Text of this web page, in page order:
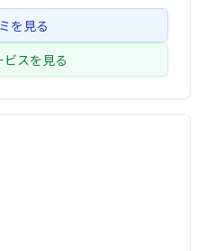
できます。独自のStable
を見る
スを見る